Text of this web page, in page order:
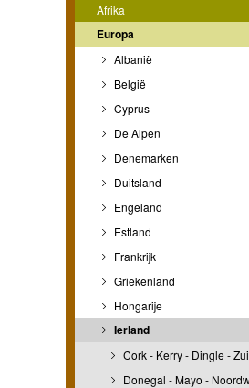
Afrika
Europa
Albanië
België
Cyprus
De Alpen
Denemarken
Duitsland
Engeland
Estland
Frankrijk
Griekenland
Hongarije
Ierland
Cork - Kerry - Dingle -
Donegal - Mayo -